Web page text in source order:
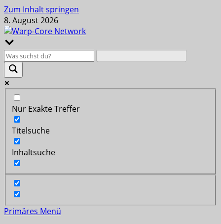
Zum Inhalt springen
8. August 2026
Nur Exakte Treffer
Titelsuche
Inhaltsuche
Primäres Menü